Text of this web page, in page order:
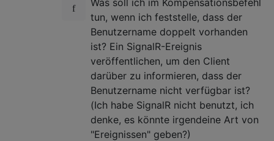
tun, wenn ich feststelle, dass der
Benutzername doppelt vorhanden
ist? Ein SignalR-Ereignis
veröffentlichen, um den Client
darüber zu informieren, dass der
Benutzername nicht verfügbar ist?
(Ich habe SignalR nicht benutzt, ich
denke, es könnte irgendeine Art von
"Ereignissen" geben?)